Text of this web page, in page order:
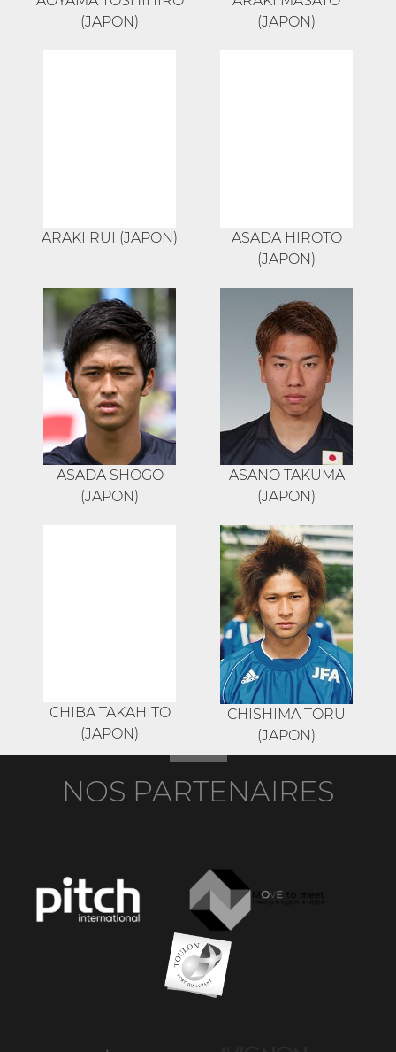
(JAPON)
(JAPON)
ARAKI RUI (JAPON)
ASADA HIROTO
(JAPON)
ASADA SHOGO
(JAPON)
ASANO TAKUMA
(JAPON)
CHIBA TAKAHITO
(JAPON)
CHISHIMA TORU
(JAPON)
NOS PARTENAIRES